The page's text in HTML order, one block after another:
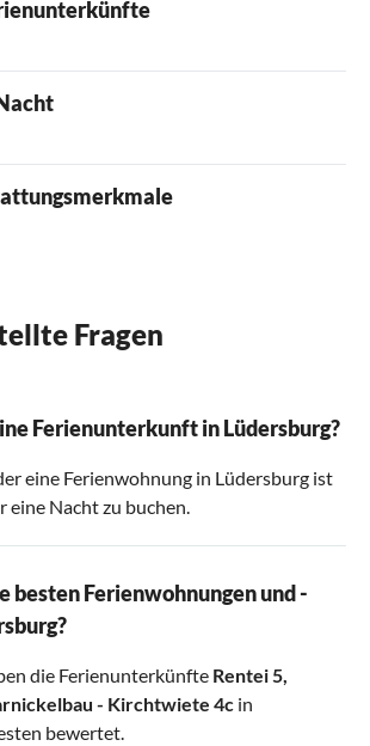
Fragen
Ferienunterkunft in Lüdersburg?
eine Ferienwohnung in Lüdersburg ist
eine Nacht zu buchen.
besten Ferienwohnungen und -
die Ferienunterkünfte Rentei 5,
- Kirchtwiete 4c in
bewertet.